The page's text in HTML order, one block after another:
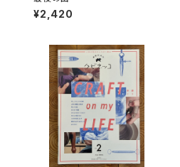
¥2,420